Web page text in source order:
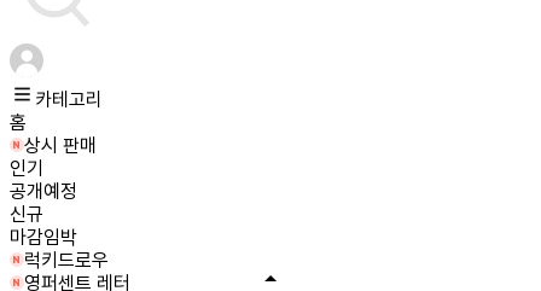
카테고리
홈
상시 판매
인기
공개예정
신규
마감임박
럭키드로우
영퍼센트 레터